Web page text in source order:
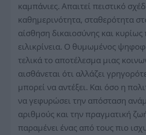
καμπάνιες. Απαιτεί πειστικό
καθημερινότητα, σταθερότητα
αίσθηση δικαιοσύνης και κυρίως
ειλικρίνεια. Ο θυμωμένος
τελικά το αποτέλεσμα μιας
αισθάνεται ότι αλλάζει
μπορεί να αντέξει. Και όσο η
να γεφυρώσει την απόσταση
αριθμούς και την πραγματική
παραμένει ένας από τους πιο